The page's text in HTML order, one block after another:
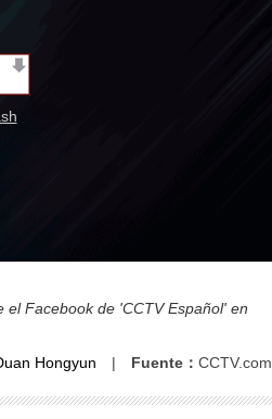
Facebook de 'CCTV Español' en
Hongyun | Fuente： CCTV.com